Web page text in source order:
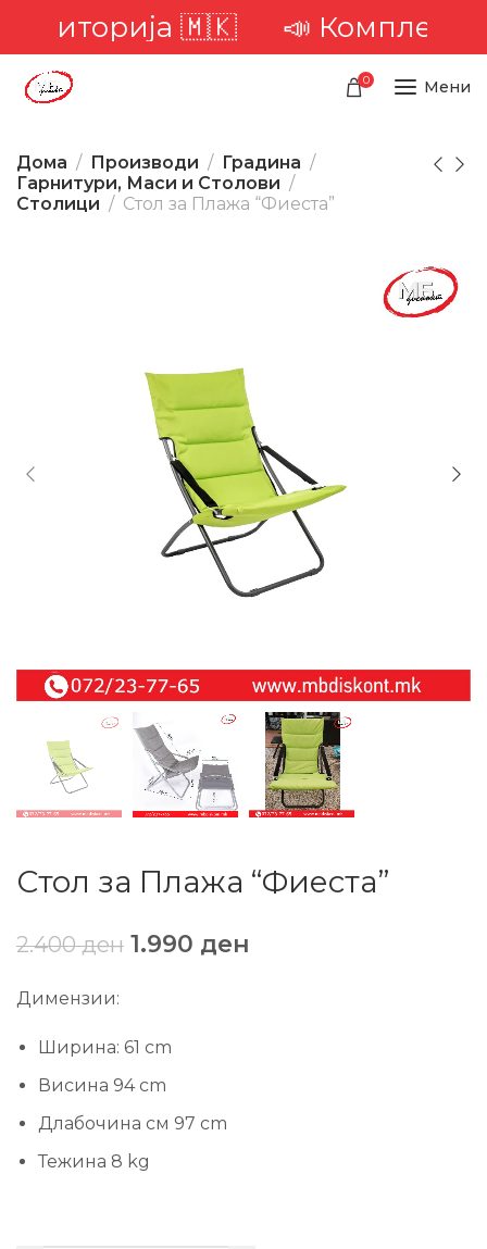
🇲🇰📣 Комплетна
0 Мени
Дома Производи
Градина
Гарнитури, Маси и Столови
Столици
Стол за Плажа “Фиеста”
Стол за Плажа “Фиеста”
2.400ден 1.990 ден
Димензии:
Ширина: 61 cm
Висина 94 cm
Длабочина см 97 cm
Тежина 8 kg